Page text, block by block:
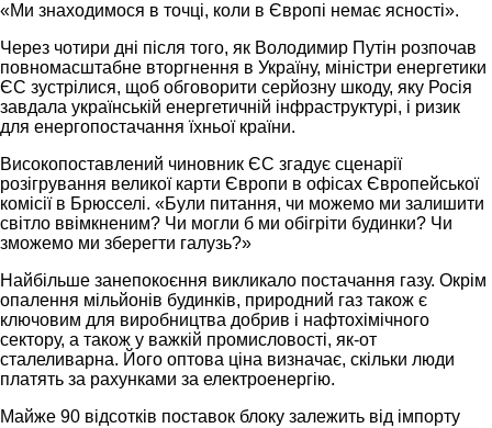
«Ми знаходимося в точці, коли в Європі немає ясності».
Через чотири дні після того, як Володимир Путін розпочав
повномасштабне вторгнення в Україну, міністри енергетики
ЄС зустрілися, щоб обговорити серйозну шкоду, яку Росія
завдала українській енергетичній інфраструктурі, і ризик
для енергопостачання їхньої країни.
Високопоставлений чиновник ЄС згадує сценарії
розігрування великої карти Європи в офісах Європейської
комісії в Брюсселі. «Були питання, чи можемо ми залишити
світло ввімкненим? Чи могли б ми обігріти будинки? Чи
зможемо ми зберегти галузь?»
Найбільше занепокоєння викликало постачання газу. Окрім
опалення мільйонів будинків, природний газ також є
ключовим для виробництва добрив і нафтохімічного
сектору, а також у важкій промисловості, як-от
сталеливарна. Його оптова ціна визначає, скільки люди
платять за рахунками за електроенергію.
Майже 90 відсотків поставок блоку залежить від імпорту